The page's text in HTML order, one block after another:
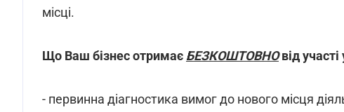
місці.
Що Ваш бізнес отримає БЕЗКОШТОВНОвід участі
- первинна діагностика вимог до нового місця